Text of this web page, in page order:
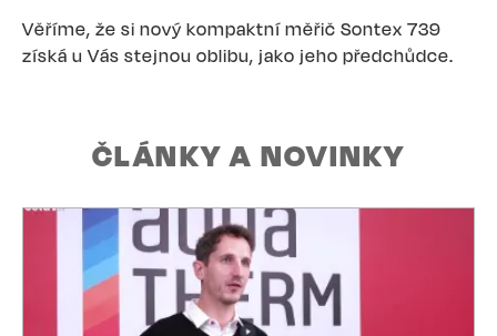
Věříme, že si nový kompaktní měřič Sontex 739
získá u Vás stejnou oblibu, jako jeho předchůdce.
ČLÁNKY A NOVINKY